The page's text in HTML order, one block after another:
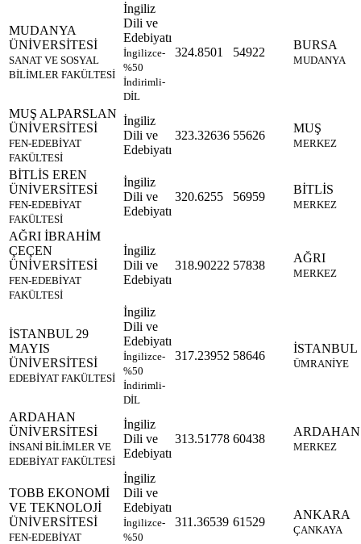
MUDANYA
ÜNİVERSİTESİ
SANAT VE SOSYAL
BİLİMLER FAKÜLTESİ
İngiliz
Dili ve
Edebiyatı
İngilizce-
%50
İndirimli-
DİL
324.8501 54922
BURSA
MUDANYA
MUŞ ALPARSLAN
ÜNİVERSİTESİ
FEN-EDEBİYAT
FAKÜLTESİ
İngiliz
Dili ve
Edebiyatı
323.32636 55626
MUŞ
MERKEZ
BİTLİS EREN
ÜNİVERSİTESİ
FEN-EDEBİYAT
FAKÜLTESİ
İngiliz
Dili ve
Edebiyatı
320.6255 56959
BİTLİS
MERKEZ
AĞRI İBRAHİM
ÇEÇEN
ÜNİVERSİTESİ
FEN-EDEBİYAT
FAKÜLTESİ
İngiliz
Dili ve
Edebiyatı
318.90222 57838
AĞRI
MERKEZ
İSTANBUL 29
MAYIS
ÜNİVERSİTESİ
EDEBİYAT FAKÜLTESİ
İngiliz
Dili ve
Edebiyatı
İngilizce-
%50
İndirimli-
DİL
317.23952 58646
İSTANBUL
ÜMRANİYE
ARDAHAN
ÜNİVERSİTESİ
İNSANİ BİLİMLER VE
EDEBİYAT FAKÜLTESİ
İngiliz
Dili ve
Edebiyatı
313.51778 60438
ARDAHAN
MERKEZ
TOBB EKONOMİ
VE TEKNOLOJİ
ÜNİVERSİTESİ
FEN-EDEBİYAT
İngiliz
Dili ve
Edebiyatı
İngilizce-
%50
311.36539 61529
ANKARA
ÇANKAYA